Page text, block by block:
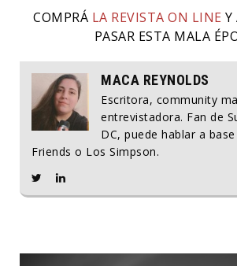
COMPRÁ LA REVISTA ON LINE Y
PASAR ESTA MALA
MACA REYNOLDS
Escritora, community
entrevistadora. Fan de
DC, puede hablar a
Friends o Los Simpson.